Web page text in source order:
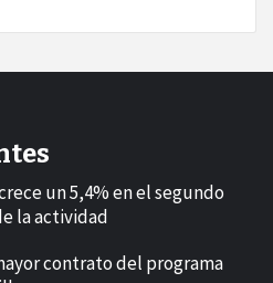
un 5,4% en el segundo
la actividad
contrato del programa